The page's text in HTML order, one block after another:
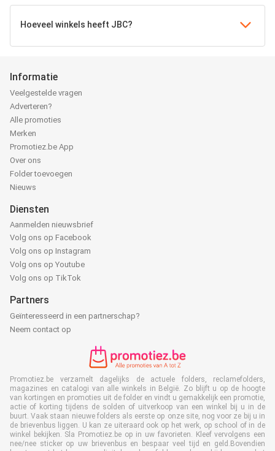
Hoeveel winkels heeft JBC?
Informatie
Veelgestelde vragen
Adverteren?
Alle promoties
Merken
Promotiez.be App
Over ons
Folder toevoegen
Nieuws
Diensten
Aanmelden nieuwsbrief
Volg ons op Facebook
Volg ons op Instagram
Volg ons op Youtube
Volg ons op TikTok
Partners
Geïnteresseerd in een partnerschap?
Neem contact op
Promotiez.be verzamelt dagelijks de actuele folders, reclamefolders,
magazines en catalogi van alle winkels in België. Zo blijft u op de hoogte
van kortingen en promoties uit de folder en vindt u gemakkelijk een promotie,
actie of korting tijdens de solden of uitverkoop van een winkel bij u in de
buurt. Vaak staan nieuwe folders als eerste op onze site, nog voor ze bij u in
de brievenbus liggen. U kan ze uiteraard ook op het werk, op school of in de
winkel bekijken. Sla Promotiez.be op in uw favorieten. Kleef vervolgens een
nee/nee sticker op uw brievenbus en bespaar veel tijd en geld.Bovendien